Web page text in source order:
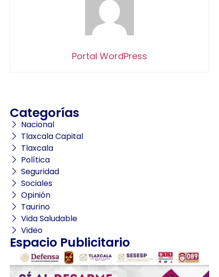
Portal WordPress
Categorías
Nacional
Tlaxcala Capital
Tlaxcala
Política
Seguridad
Sociales
Opinión
Taurino
Vida Saludable
Video
Espacio Publicitario